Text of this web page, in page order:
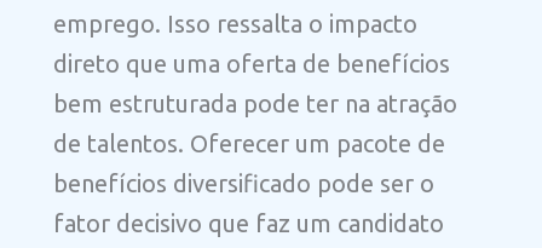
emprego. Isso ressalta o impacto
direto que uma oferta de benefícios
bem estruturada pode ter na atração
de talentos. Oferecer um pacote de
benefícios diversificado pode ser o
fator decisivo que faz um candidato